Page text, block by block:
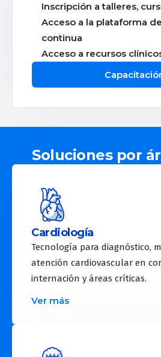
Inscripción a talleres,
Acceso a la plataforma
continua
Acceso a recursos
Soluciones por
Cardiología
Tecnología para diagnóstico,
atención cardiovascular en
internación y áreas críticas.
Ver más